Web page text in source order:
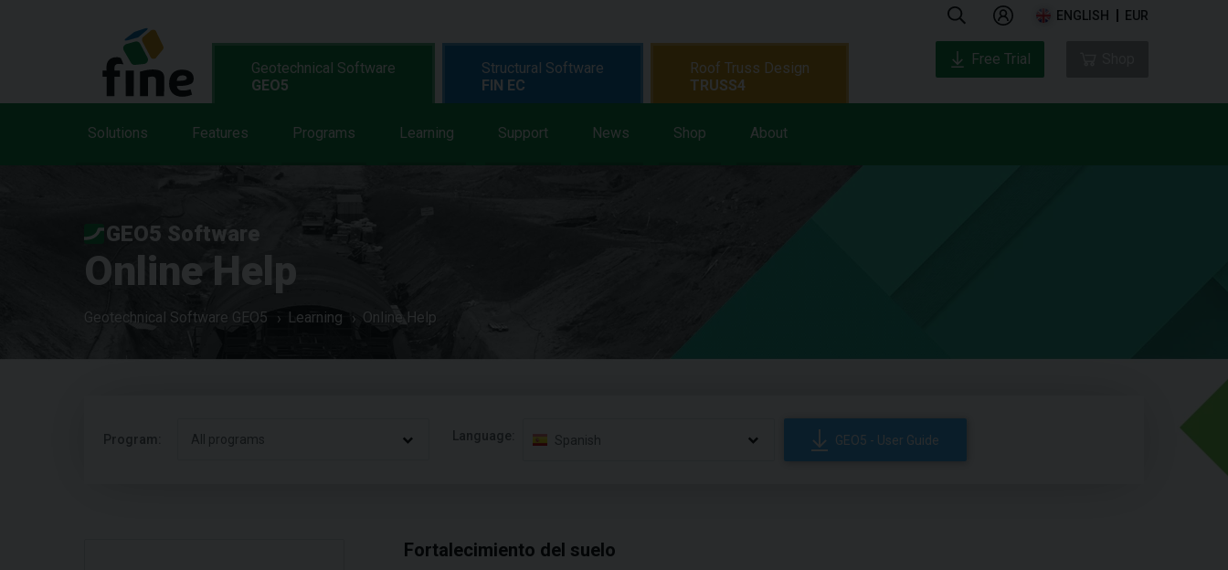
ENGLISH EUR
Geotechnical Software
GEO5
Solutions Features Programs Learning Support News Shop About
Structural Software
FIN EC
Roof Truss Design
TRUSS4
Free Trial
GEO5 Software
Online Help
Geotechnical Software GEO5 Learning Online Help
Program: All programs Language: Spanish GEO5 - User Guide
Fortalecimiento del suelo